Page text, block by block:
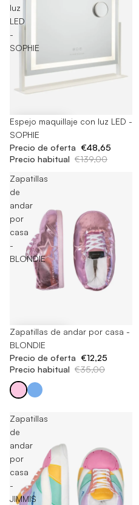
luz
LED
-
SOPHIE
-65%
Espejo maquillaje con luz LED -
SOPHIE
Precio de oferta €48,65
Precio habitual €139,00
Zapatillas
de
andar
por
casa
-
BLONDIE
-65%
Zapatillas de andar por casa -
BLONDIE
Precio de oferta €12,25
Precio habitual €35,00
Zapatillas
de
andar
por
casa
-
JIMMIS